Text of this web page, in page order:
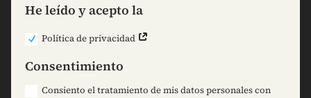
He leído y acepto la
Política de privacidad
Consentimiento
Consiento el tratamiento de mis datos personales con